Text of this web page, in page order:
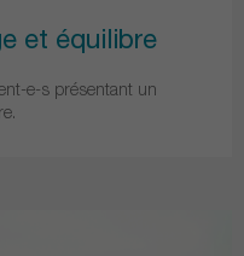
et équilibre
e-s présentant un